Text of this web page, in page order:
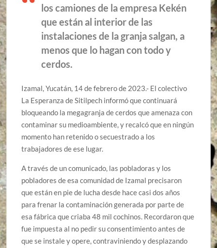
los camiones de la empresa Kekén
que están al interior de las
instalaciones de la granja salgan, a
menos que lo hagan con todo y
cerdos.
Izamal, Yucatán, 14 de febrero de 2023.- El colectivo
La Esperanza de Sitilpech informó que continuará
bloqueando la megagranja de cerdos que amenaza con
contaminar su medioambiente, y recalcó que en ningún
momento han retenido o secuestrado a los
trabajadores de ese lugar.
A través de un comunicado, las pobladoras y los
pobladores de esa comunidad de Izamal precisaron
que están en pie de lucha desde hace casi dos años
para frenar la contaminación generada por parte de
esa fábrica que criaba 48 mil cochinos. Recordaron que
fue impuesta al no pedir su consentimiento antes de
que se instale y opere, contraviniendo y desplazando